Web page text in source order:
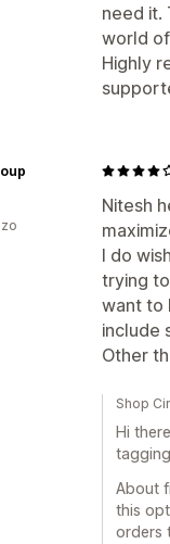
need it.
world
Highly
Nitesh
I do
trying
want to
include
Other
Shop
Hi
About
this
orders